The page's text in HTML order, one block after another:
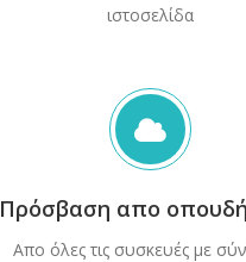
ιστοσελίδα
Πρόσβαση απο
Απο όλες τις συσκευές με